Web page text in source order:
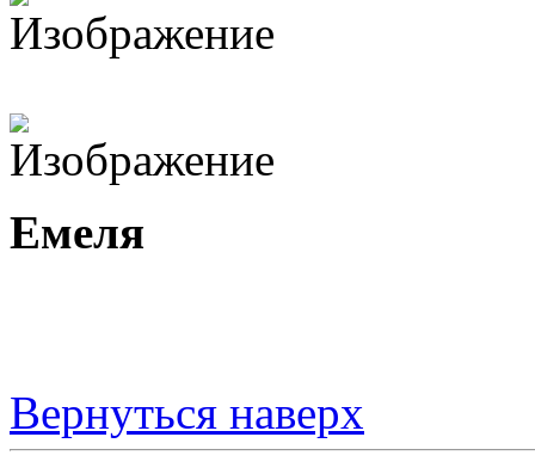
Емеля
Вернуться наверх